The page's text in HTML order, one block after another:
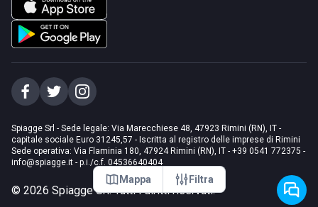
Mappa Filtra
Spiagge Srl - Sede legale: Via Marecchiese 48, 47923 Rimini (RN), IT -
capitale sociale Euro 31245,57 - Iscritta al registro delle imprese di Rimini
Sede operativa: Via Flaminia 180, 47924 Rimini (RN), IT - +39 0541 772375 -
info@spiagge.it - p.i./c.f. 04536640404
© 2026 Spiagge Srl. Tutti i diritti riservati.